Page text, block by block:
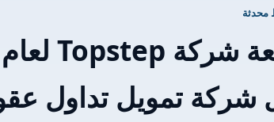
محدثة
تمويل تداول